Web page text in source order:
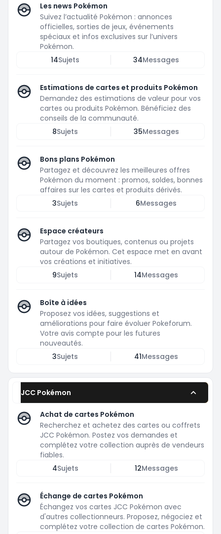
Les news Pokémon
Suivez l’actualité Pokémon : annonces
officielles, sorties de jeux, événements
spéciaux et infos exclusives sur l’univers
Pokémon.
14Sujets 34Messages
Estimations de cartes et produits Pokémon
Demandez des estimations de valeur pour vos
cartes ou produits Pokémon. Bénéficiez des
conseils de la communauté.
8Sujets 35Messages
Bons plans Pokémon
Partagez et découvrez les meilleures offres
Pokémon du moment : promos, soldes, bonnes
affaires sur les cartes et produits dérivés.
3Sujets 6Messages
Espace créateurs
Partagez vos boutiques, contenus ou projets
autour de Pokémon. Cet espace met en avant
vos créations et initiatives.
9Sujets 14Messages
Boîte à idées
Proposez vos idées, suggestions et
améliorations pour faire évoluer Pokeforum.
Votre avis compte pour les futures
nouveautés.
3Sujets 41Messages
JCC Pokémon
Achat de cartes Pokémon
Recherchez et achetez des cartes ou coffrets
JCC Pokémon. Postez vos demandes et
complétez votre collection auprès de vendeurs
fiables.
4Sujets 12Messages
Échange de cartes Pokémon
Échangez vos cartes JCC Pokémon avec
d'autres collectionneurs. Proposez, négociez et
complétez votre collection de cartes Pokémon.